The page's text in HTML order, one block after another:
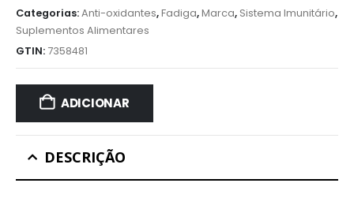
Categorias:Anti-oxidantes,Fadiga,Marca, Sistema Imunitário,
Suplementos Alimentares
GTIN: 7358481
ADICIONAR
DESCRIÇÃO